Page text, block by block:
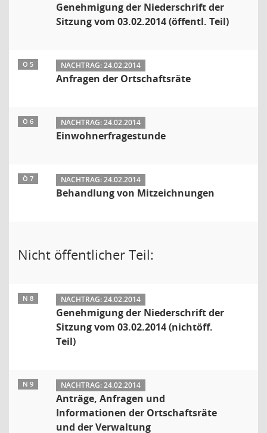
Genehmigung der Niederschrift der
Sitzung vom 03.02.2014 (öffentl. Teil)
Ö 5 NACHTRAG: 24.02.2014
Anfragen der Ortschaftsräte
Ö 6 NACHTRAG: 24.02.2014
Einwohnerfragestunde
Ö 7 NACHTRAG: 24.02.2014
Behandlung von Mitzeichnungen
Nicht öffentlicher Teil:
N 8 NACHTRAG: 24.02.2014
Genehmigung der Niederschrift der
Sitzung vom 03.02.2014 (nichtöff.
Teil)
N 9 NACHTRAG: 24.02.2014
Anträge, Anfragen und
Informationen der Ortschaftsräte
und der Verwaltung